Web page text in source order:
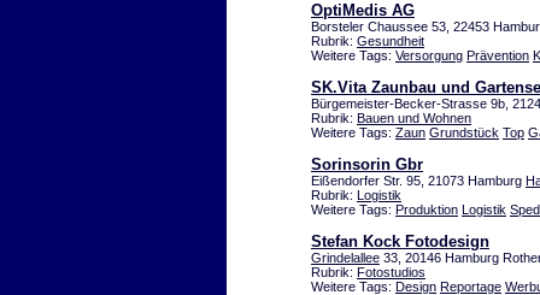
OptiMedis AG
Borsteler Chaussee 53, 22453
Rubrik: Gesundheit
Weitere Tags: Versorgung Prävention
SK.Vita Zaunbau und
Bürgemeister-Becker-Strasse 9b,
Rubrik: Bauen und Wohnen
Weitere Tags: Zaun Grundstück Top
Sorinsorin Gbr
Eißendorfer Str. 95, 21073 Hamburg
Rubrik: Logistik
Weitere Tags: Produktion Logistik
Stefan Kock Fotodesign
Grindelallee 33, 20146 Hamburg
Rubrik: Fotostudios
Weitere Tags: Design Reportage